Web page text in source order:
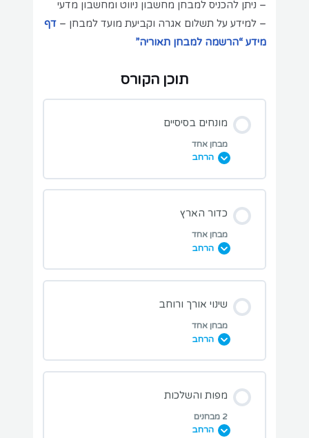
– ניתן להכניס למבחן מחשבון ניווט ומחשבון מדעי
– למידע על תשלום אגרה וקביעת מועד למבחן –דף
מידע “הרשמה למבחן תאוריה”
תוכן הקורס
מונחים בסיסיים
מבחן אחד
הרחב
מבחן מחשבון ניווט
כדור הארץ
מבחן אחד
הרחב
מבחן כדור הארץ
שינוי אורך ורוחב
מבחן אחד
הרחב
מפות והשלכות
2 מבחנים
הרחב